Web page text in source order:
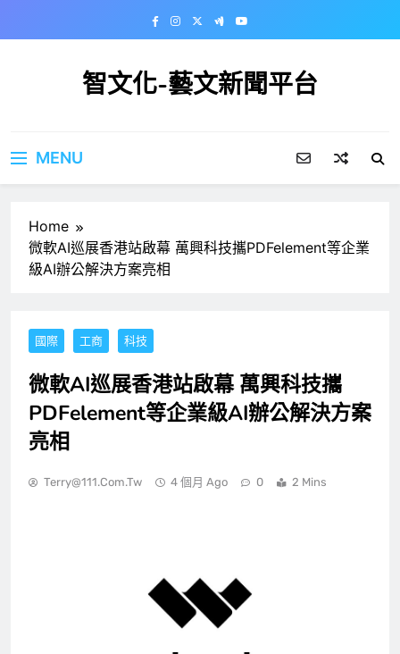
智文化-藝文新聞平台
MENU
Home
微軟AI巡展香港站啟幕 萬興科技攜PDFelement等企業
級AI辦公解決方案亮相
國際 工商 科技
微軟AI巡展香港站啟幕 萬興科技攜
PDFelement等企業級AI辦公解決方案
亮相
Terry@111.com.tw 4 個月 Ago 0 2 Mins